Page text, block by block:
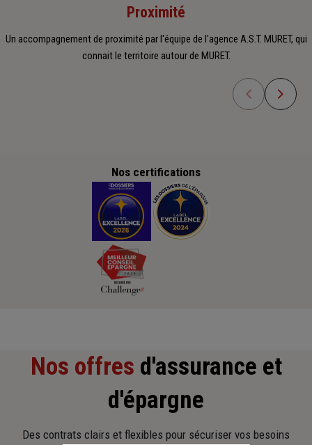
Proximité
Un accompagnement de proximité par l'équipe de l'agence A.S.T. MURET, qui
connait le territoire autour de MURET.
Nos certifications
Nos offres d'assurance et
d'épargne
Des contrats clairs et flexibles pour sécuriser vos besoins